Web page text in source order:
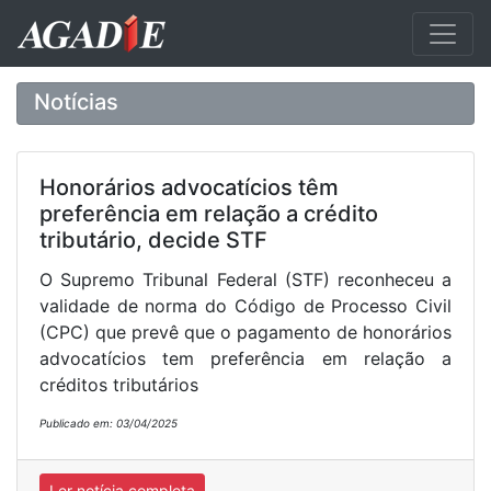
Notícias
Honorários advocatícios têm
preferência em relação a crédito
tributário, decide STF
O Supremo Tribunal Federal (STF) reconheceu a
validade de norma do Código de Processo Civil
(CPC) que prevê que o pagamento de honorários
advocatícios tem preferência em relação a
créditos tributários
Publicado em: 03/04/2025